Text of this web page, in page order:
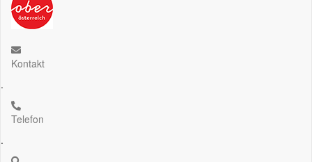
Kontakt
.
Telefon
.